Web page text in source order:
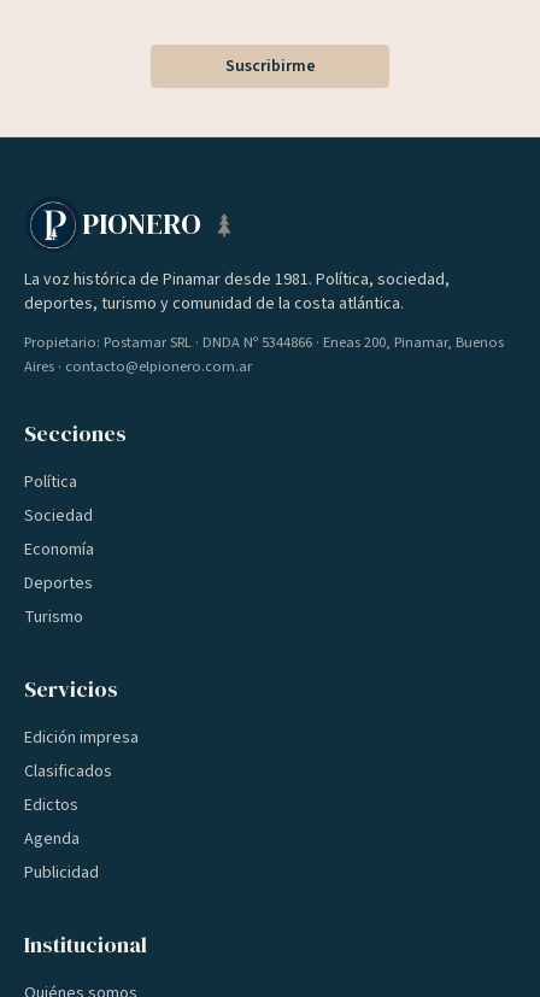
Suscribirme
PIONERO
La voz histórica de Pinamar desde 1981. Política, sociedad,
deportes, turismo y comunidad de la costa atlántica.
Propietario: Postamar SRL · DNDA Nº 5344866 · Eneas 200, Pinamar, Buenos
Aires · contacto@elpionero.com.ar
Secciones
Política
Sociedad
Economía
Deportes
Turismo
Servicios
Edición impresa
Clasificados
Edictos
Agenda
Publicidad
Institucional